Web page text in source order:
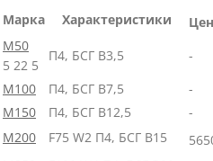
Марка Характеристики
М50
5 22 5
П4, БСГ В3,5 -
М100
П4, БСГ В7,5 -
М150
П4, БСГ В12,5 -
М200
F75 W2 П4, БСГ В15